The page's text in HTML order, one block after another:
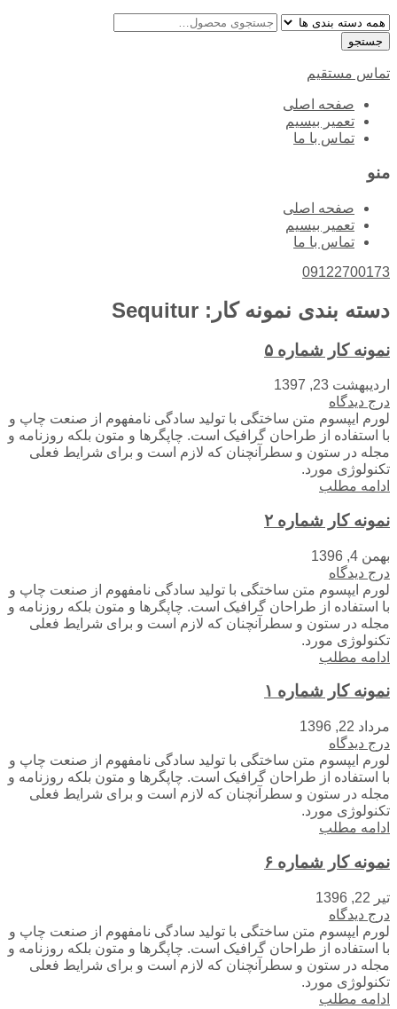
تماس مستقیم
پرش
محتوا
صفحه اصلی
تعمیر بیسیم
تماس با ما
منو
صفحه اصلی
تعمیر بیسیم
تماس با ما
09122700173
دسته بندی نمونه کار: Sequitur
نمونه کار شماره ۵
اردیبهشت 23, 1397
درج دیدگاه
لورم ایپسوم متن ساختگی با تولید سادگی نامفهوم از صنعت چاپ و
با استفاده از طراحان گرافیک است. چاپگرها و متون بلکه روزنامه و
مجله در ستون و سطرآنچنان که لازم است و برای شرایط فعلی
تکنولوژی مورد.
ادامه مطلب
نمونه کار شماره ۲
بهمن 4, 1396
درج دیدگاه
لورم ایپسوم متن ساختگی با تولید سادگی نامفهوم از صنعت چاپ و
با استفاده از طراحان گرافیک است. چاپگرها و متون بلکه روزنامه و
مجله در ستون و سطرآنچنان که لازم است و برای شرایط فعلی
تکنولوژی مورد.
ادامه مطلب
نمونه کار شماره ۱
مرداد 22, 1396
درج دیدگاه
لورم ایپسوم متن ساختگی با تولید سادگی نامفهوم از صنعت چاپ و
با استفاده از طراحان گرافیک است. چاپگرها و متون بلکه روزنامه و
مجله در ستون و سطرآنچنان که لازم است و برای شرایط فعلی
تکنولوژی مورد.
ادامه مطلب
نمونه کار شماره ۶
تیر 22, 1396
درج دیدگاه
لورم ایپسوم متن ساختگی با تولید سادگی نامفهوم از صنعت چاپ و
با استفاده از طراحان گرافیک است. چاپگرها و متون بلکه روزنامه و
مجله در ستون و سطرآنچنان که لازم است و برای شرایط فعلی
تکنولوژی مورد.
ادامه مطلب